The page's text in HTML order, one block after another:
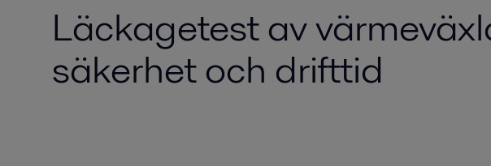
Läckagetest av
säkerhet och drifttid